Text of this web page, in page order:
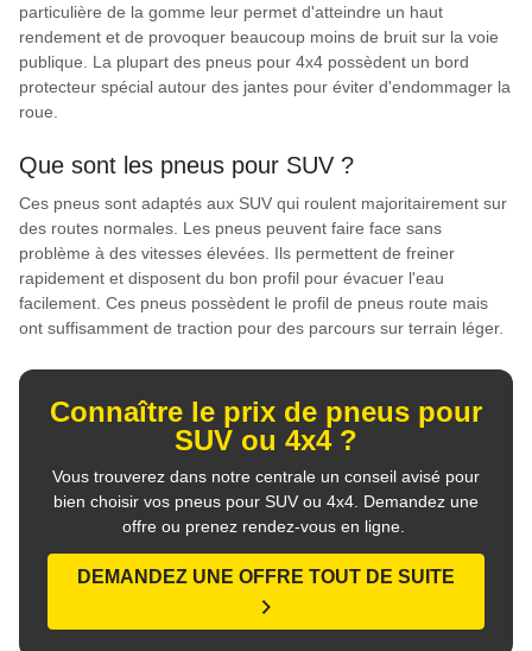
particulière de la gomme leur permet d'atteindre un haut
rendement et de provoquer beaucoup moins de bruit sur la voie
publique. La plupart des pneus pour 4x4 possèdent un bord
protecteur spécial autour des jantes pour éviter d'endommager la
roue.
Que sont les pneus pour SUV ?
Ces pneus sont adaptés aux SUV qui roulent majoritairement sur
des routes normales. Les pneus peuvent faire face sans
problème à des vitesses élevées. Ils permettent de freiner
rapidement et disposent du bon profil pour évacuer l'eau
facilement. Ces pneus possèdent le profil de pneus route mais
ont suffisamment de traction pour des parcours sur terrain léger.
Connaître le prix de pneus pour
SUV ou 4x4 ?
Vous trouverez dans notre centrale un conseil avisé pour
bien choisir vos pneus pour SUV ou 4x4. Demandez une
offre ou prenez rendez-vous en ligne.
DEMANDEZ UNE OFFRE TOUT DE SUITE